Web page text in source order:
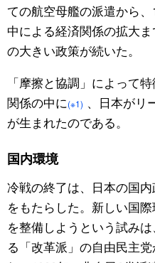
ての航空母艦の派遣から
中による経済関係の拡大
の大きい政策が続いた。
「摩擦と協調」によって
関係の中に(※1) 、日本がリ
が生まれたのである。
国内環境
冷戦の終了は、日本の国
をもたらした。新しい国
を整備しようという試み
る「改革派」の自由民主